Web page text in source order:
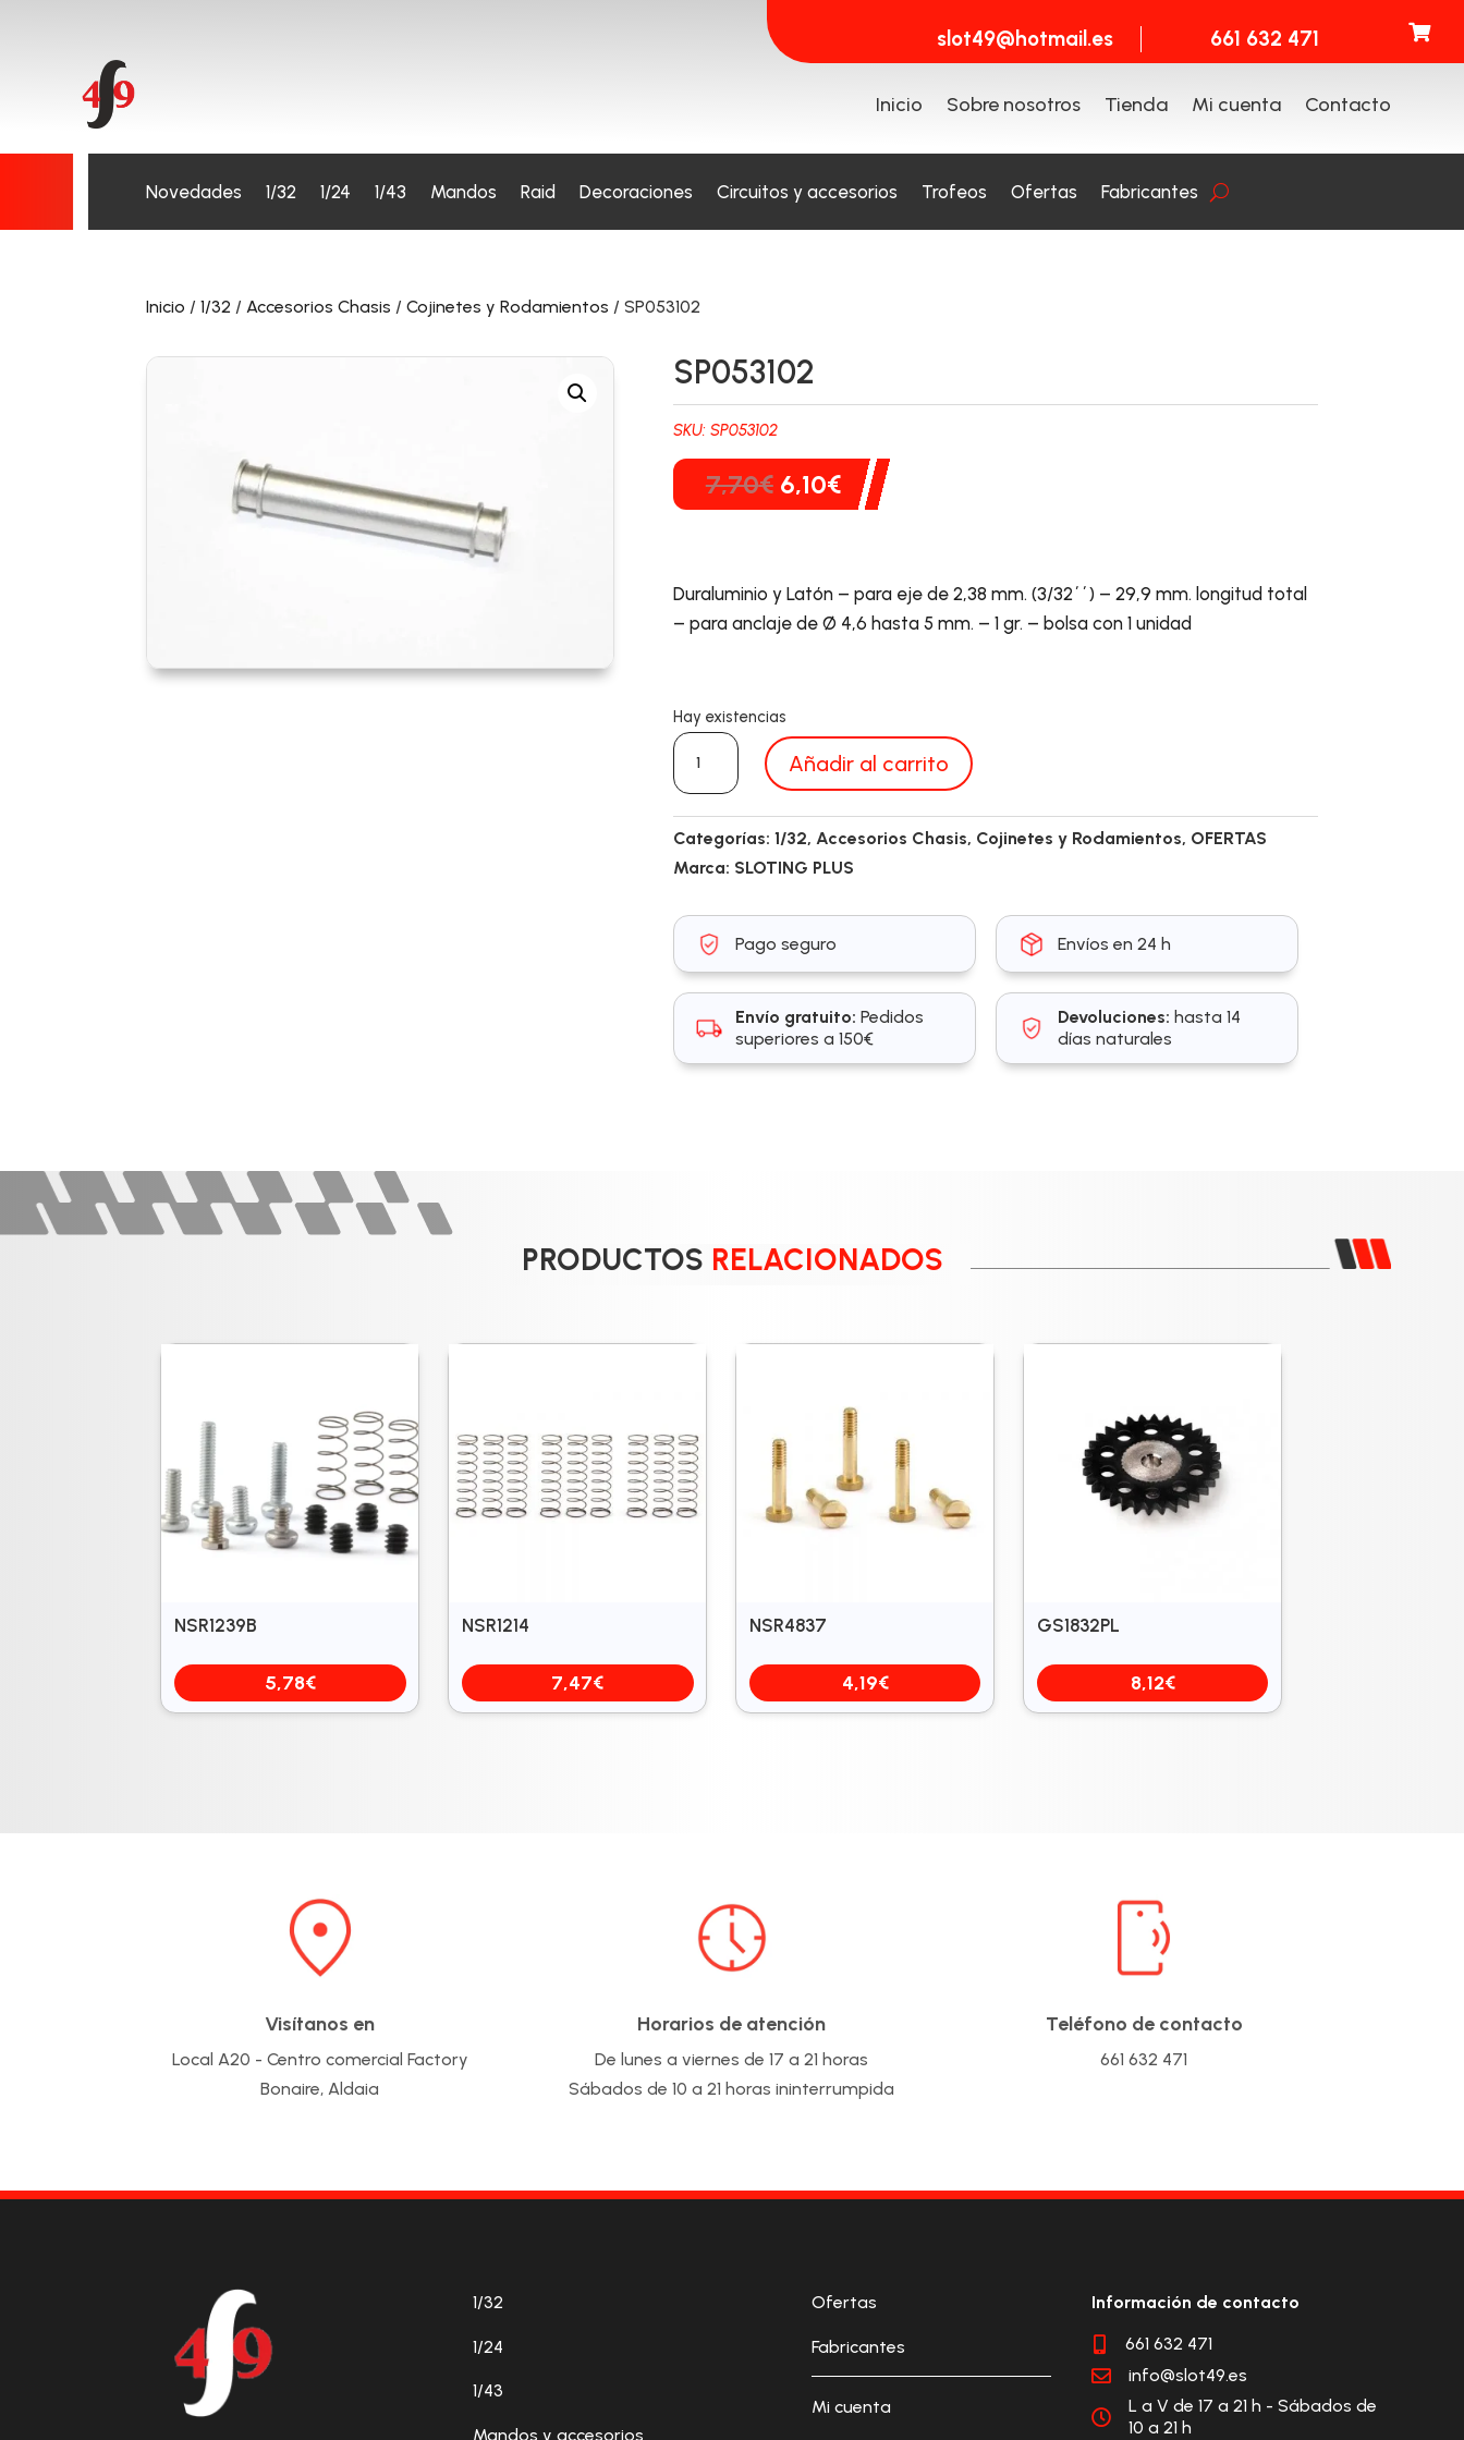
slot49@hotmail.es 661 632 471 
Inicio Sobre nosotros Tienda Mi cuenta Contacto
Novedades 1/32 1/24 1/43 Mandos Raid Decoraciones Circuitos y accesorios Trofeos Ofertas Fabricantes
Inicio /1/32 /Accesorios Chasis /Cojinetes y Rodamientos / SP053102
SP053102
SKU:SP053102
7,70€ El
precio
7,70€.
6,10€El
precio
6,10€.
Duraluminio y Latón – para eje de 2,38 mm. (3/32´´) – 29,9 mm. longitud total
– para anclaje de Ø 4,6 hasta 5 mm. – 1 gr. – bolsa con 1 unidad
Hay existencias
SP053102
cantidad
Añadir al carrito
Categorías:1/32,Accesorios Chasis, Cojinetes y Rodamientos, OFERTAS
Marca: SLOTING PLUS
Pago seguro Envíos en 24 h
Envío gratuito: Pedidos
superiores a 150€
Devoluciones: hasta 14
días naturales
PRODUCTOS RELACIONADOS
NSR1239B
5,78€
NSR1214
7,47€
NSR4837
4,19€
GS1832PL
8,12€
Visítanos en
Local A20 - Centro comercial Factory
Bonaire, Aldaia
Horarios de atención
De lunes a viernes de 17 a 21 horas
Sábados de 10 a 21 horas ininterrumpida
Teléfono de contacto
661 632 471
1/32
1/24
1/43
Mandos y accesorios
Ofertas
Fabricantes
Mi cuenta
Información de contacto
 661 632 471
 info@slot49.es

L a V de 17 a 21 h - Sábados de
10 a 21 h